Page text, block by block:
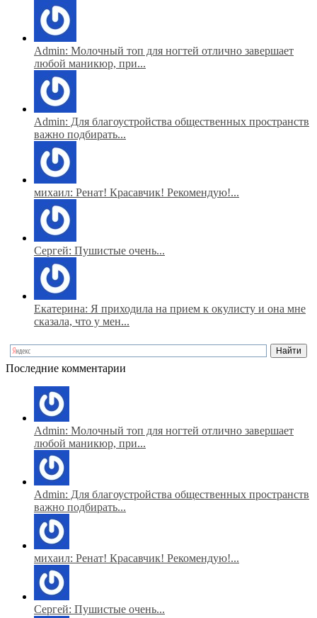
Admin: Молочный топ для ногтей отлично завершает
любой маникюр, при...
Admin: Для благоустройства общественных пространств
важно подбирать...
михаил: Ренат! Красавчик! Рекомендую!...
Сергей: Пушистые очень...
Екатерина: Я приходила на прием к окулисту и она мне
сказала, что у мен...
Последние комментарии
Admin: Молочный топ для ногтей отлично завершает
любой маникюр, при...
Admin: Для благоустройства общественных пространств
важно подбирать...
михаил: Ренат! Красавчик! Рекомендую!...
Сергей: Пушистые очень...